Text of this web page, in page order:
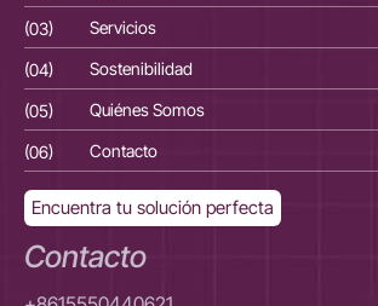
(03)
Servicios
(04)
Sostenibilidad
(05)
Quiénes Somos
(06)
Contacto
Encuentra tu solución perfecta
Contacto